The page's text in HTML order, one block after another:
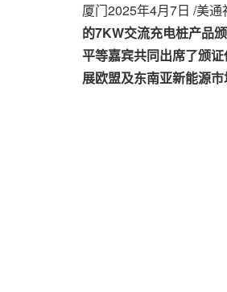
厦门2025年4月7日 /美通
的7KW交流充电桩产品
平等嘉宾共同出席了颁
展欧盟及东南亚新能源市